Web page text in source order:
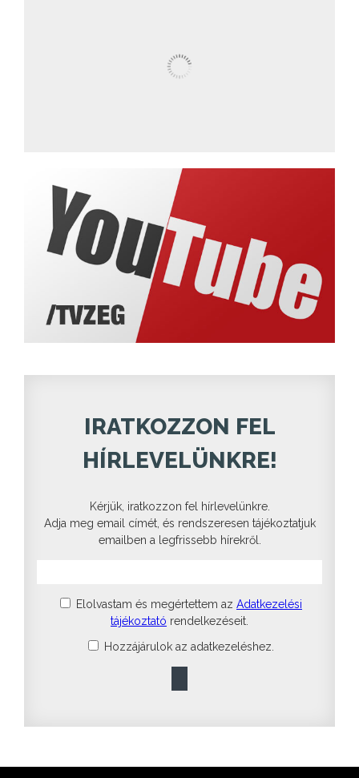
IRATKOZZON FEL
HÍRLEVELÜNKRE!
Kérjük, iratkozzon fel hírlevelünkre.
Adja meg email címét, és rendszeresen tájékoztatjuk
emailben a legfrissebb hírekről.
Elolvastam és megértettem az Adatkezelési
tájékoztató rendelkezéseit.
Hozzájárulok az adatkezeléshez.